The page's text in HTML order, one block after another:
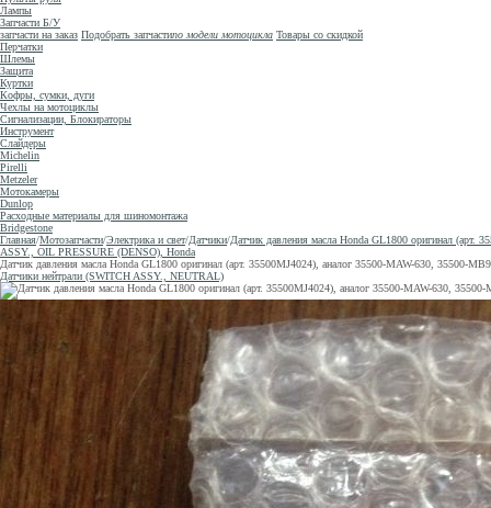
Лампы
Запчасти Б/У
запчасти на заказ Подобрать запчастипо модели мотоцикла Товары со скидкой
Перчатки
Шлемы
Защита
Куртки
Кофры, сумки, дуги
Чехлы на мотоциклы
Сигнализации, Блокираторы
Инструмент
Слайдеры
Michelin
Pirelli
Metzeler
Мотокамеры
Dunlop
Расходные материалы для шиномонтажа
Bridgestone
Главная/Мотозапчасти/Электрика и свет/Датчики/Датчик давления масла Honda GL1800 оригинал
ASSY., OIL PRESSURE (DENSO), Honda
Датчик давления масла Honda GL1800 оригинал (арт. 35500MJ4024), аналог 35500-MAW-630,
Датчики нейтрали (SWITCH ASSY., NEUTRAL)